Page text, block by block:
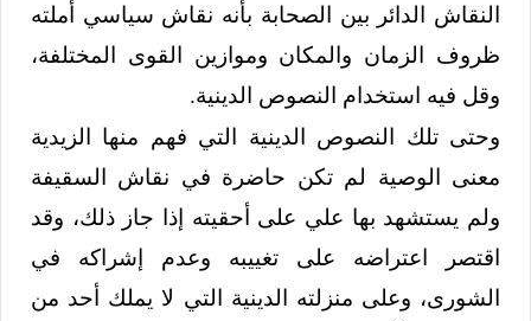
النقاش الدائر بين الصحابة بأنه نقاش سياسي أملته
ظروف الزمان والمكان وموازين القوى المختلفة،
وقل فيه استخدام النصوص الدينية.
وحتى تلك النصوص الدينية التي فهم منها الزيدية
معنى الوصية لم تكن حاضرة في نقاش السقيفة
ولم يستشهد بها علي على أحقيته إذا جاز ذلك، وقد
اقتصر اعتراضه على تغييبه وعدم إشراكه في
الشورى، وعلى منزلته الدينية التي لا يملك أحد من